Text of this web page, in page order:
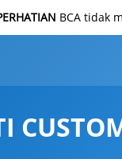
BCA tidak